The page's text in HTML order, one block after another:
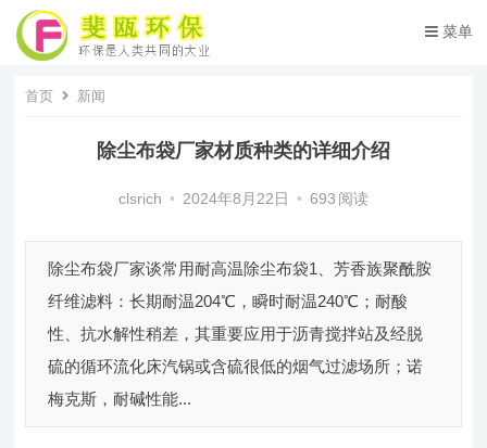
菜单
首页 新闻
除尘布袋厂家材质种类的详细介绍
clsrich • 2024年8月22日 • 693 阅读
除尘布袋厂家谈常用耐高温除尘布袋1、芳香族聚酰胺
纤维滤料：长期耐温204℃，瞬时耐温240℃；耐酸
性、抗水解性稍差，其重要应用于沥青搅拌站及经脱
硫的循环流化床汽锅或含硫很低的烟气过滤场所；诺
梅克斯，耐碱性能...